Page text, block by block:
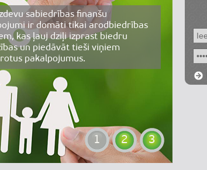
1 2 3
sabiedrības finanšu
ir domāti tikai arodbiedrības
kas ļauj dziļi izprast biedru
un piedāvāt tieši viņiem
pakalpojumus.